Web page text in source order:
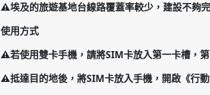
⚠️埃及的旅遊基地台線路覆蓋率較少，建設不夠
使用方式
⚠️若使用雙卡手機，請將SIM卡放入第一卡槽，
⚠️抵達目的地後，將SIM卡放入手機，開啟《行